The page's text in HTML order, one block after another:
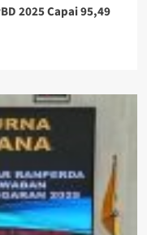
2025 Capai 95,49